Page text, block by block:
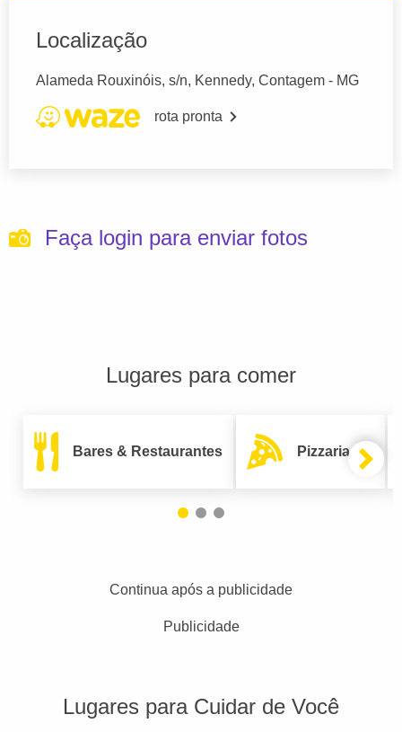
Localização
Alameda Rouxinóis, s/n, Kennedy, Contagem - MG
rota pronta
Faça login para enviar fotos
Lugares para comer
Bares & Restaurantes Pizzarias
Continua após a publicidade
Publicidade
Lugares para Cuidar de Você